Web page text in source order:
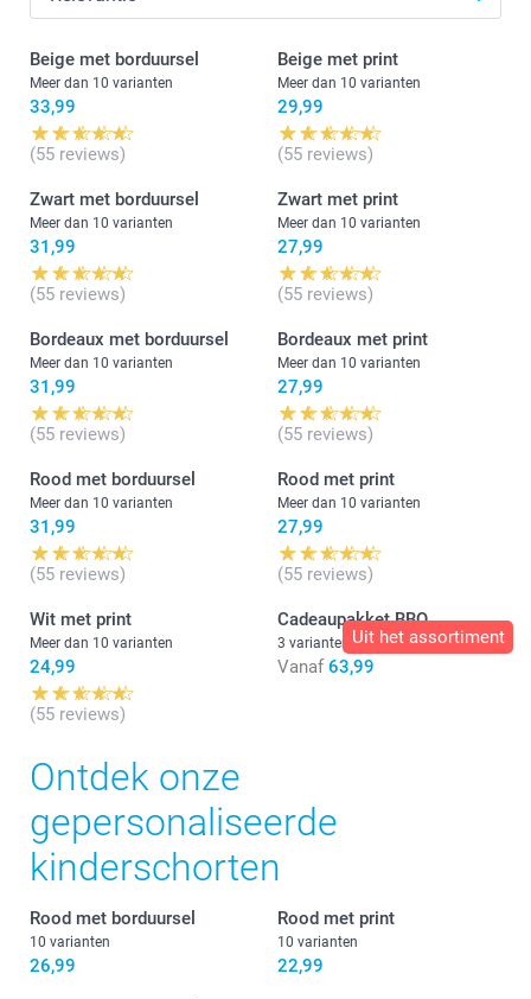
Beige met borduursel
Meer dan 10 varianten
33,99
(55 reviews)
Beige met print
Meer dan 10 varianten
29,99
(55 reviews)
Zwart met borduursel
Meer dan 10 varianten
31,99
(55 reviews)
Zwart met print
Meer dan 10 varianten
27,99
(55 reviews)
Bordeaux met borduursel
Meer dan 10 varianten
31,99
(55 reviews)
Bordeaux met print
Meer dan 10 varianten
27,99
(55 reviews)
Rood met borduursel
Meer dan 10 varianten
31,99
(55 reviews)
Rood met print
Meer dan 10 varianten
27,99
(55 reviews)
Wit met print
Meer dan 10 varianten
24,99
(55 reviews)
Uit het assortiment
Cadeaupakket BBQ
3 varianten
Vanaf 63,99
Ontdek onze
gepersonaliseerde
kinderschorten
Rood met borduursel
10 varianten
26,99
Rood met print
10 varianten
22,99